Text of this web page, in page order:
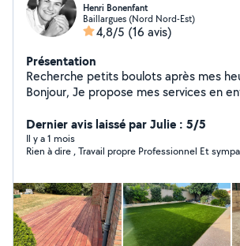
Henri Bonenfant
Baillargues (Nord Nord-Est)
4,8/5 (16 avis)
Présentation
Recherche petits boulots après mes
Bonjour, Je propose mes services en entretien et
Plus de 10 ans d'expérience dans les
Entretien : tonte, taille, désherbage, nettoyage
: aménagement, plantations, conseils Travail sérieux,
déplacer aux alentours. N'hésitez pas à me contacter
en message privé pour plus
devis
Dernier avis laissé par Julie : 5/5
Il y a 1 mois
Rien à dire , Travail propre